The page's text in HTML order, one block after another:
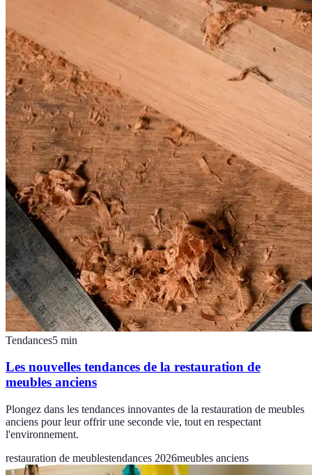
Tendances5 min
Les nouvelles tendances de la restauration de
meubles anciens
Plongez dans les tendances innovantes de la restauration de meubles
anciens pour leur offrir une seconde vie, tout en respectant
l'environnement.
restauration de meublestendances 2026meubles anciens